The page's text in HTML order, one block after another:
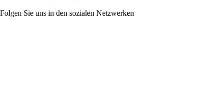
Folgen Sie uns in den sozialen Netzwerken